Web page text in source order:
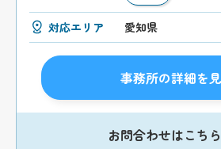
対応エリア 愛知県
事務所の詳細を
お問合わせはこち